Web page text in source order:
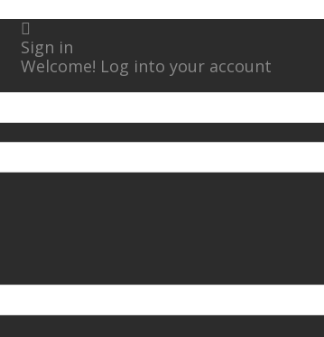
Sign in
Welcome! Log into your account